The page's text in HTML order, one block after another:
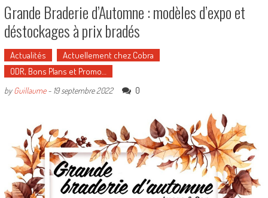
Grande Braderie d’Automne : modèles d’expo et
déstockages à prix bradés
Actualités
Actuellement chez Cobra
ODR, Bons Plans et Promo…
byGuillaume- 19 septembre 2022 0